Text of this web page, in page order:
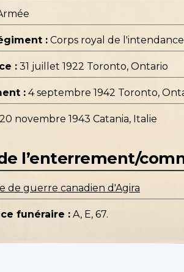
: Corps royal de
: 31 juillet 1922 Toronto, Ontario
: 4 septembre 1942 Toronto,
20 novembre 1943 Catania, Italie
l’enterrement/
de guerre canadien d'Agira
funéraire : A, E, 67.